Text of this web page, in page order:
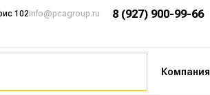
102info@pcagroup.ru
8 (927) 900-99-66
Компания